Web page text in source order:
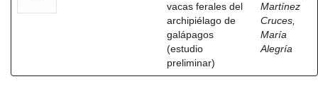
vacas ferales del
archipiélago de
galápagos
(estudio
preliminar)
Martínez
Cruces,
María
Alegría